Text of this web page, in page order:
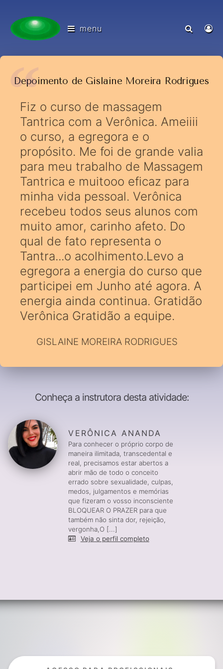
menu
Depoimento de Gislaine Moreira Rodrigues
Fiz o curso de massagem
Tantrica com a Verônica. Ameiiii
o curso, a egregora e o
propósito. Me foi de grande valia
para meu trabalho de Massagem
Tantrica e muitooo eficaz para
minha vida pessoal. Verônica
recebeu todos seus alunos com
muito amor, carinho afeto. Do
qual de fato representa o
Tantra...o acolhimento.Levo a
egregora a energia do curso que
participei em Junho até agora. A
energia ainda continua. Gratidão
Verônica Gratidão a equipe.
GISLAINE MOREIRA RODRIGUES
Conheça a instrutora desta atividade:
VERÔNICA ANANDA
Para conhecer o próprio corpo de
maneira ilimitada, transcedental e
real, precisamos estar abertos a
abrir mão de todo o conceito
errado sobre sexualidade, culpas,
medos, julgamentos e memórias
que fizeram o vosso inconsciente
BLOQUEAR O PRAZER para que
também não sinta dor, rejeição,
vergonha,O [...]
Veja o perfil completo